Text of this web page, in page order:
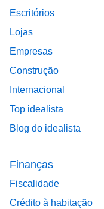
Escritórios
Lojas
Empresas
Construção
Internacional
Top idealista
Blog do idealista
Finanças
Fiscalidade
Crédito à habitação